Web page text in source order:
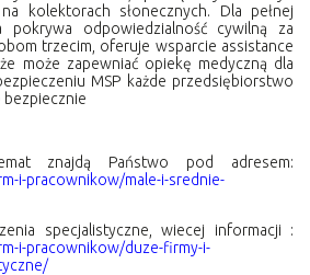
kolektorach słonecznych. Dla pełnej
pokrywa odpowiedzialność cywilną za
trzecim, oferuje wsparcie assistance
może zapewniać opiekę medyczną dla
MSP każde przedsiębiorstwo
bezpiecznie
znajdą Państwo pod adresem:
i-pracownikow/male-i-srednie-
specjalistyczne, wiecej informacji :
i-pracownikow/duze-firmy-i-